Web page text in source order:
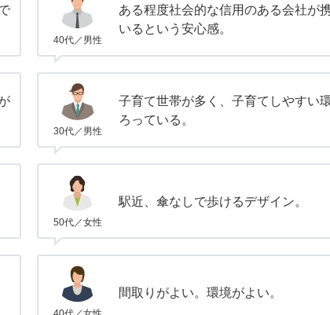
40代／男性
ある程度社会的な信用のある会社が
いるという安心感。
30代／男性
子育て世帯が多く、子育てしやすい
ろっている。
50代／女性
駅近、傘なしで歩けるデザイン。
間取りがよい。環境がよい。